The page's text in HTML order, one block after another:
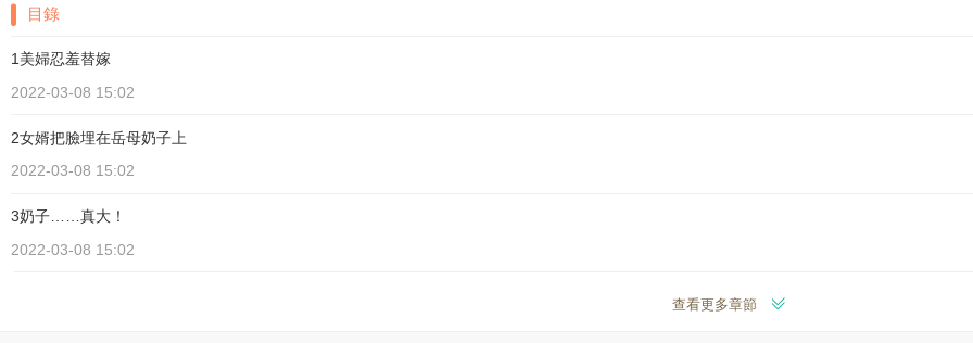
目錄
1美婦忍羞替嫁
2022-03-08 15:02
2女婿把臉埋在岳母奶子上
2022-03-08 15:02
3奶子……真大！
2022-03-08 15:02
查看更多章節